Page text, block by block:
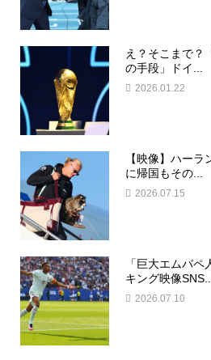
え？そこまで？
の手段」ドイ...
2026.01.22
【映像】ハーラ
に帰国もその...
2026.07.15
「巨大エムバ
キング映像SNS...
2026.07.10